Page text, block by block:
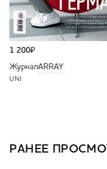
1 200₽
ЖурналARRAY
UNI
РАНЕЕ